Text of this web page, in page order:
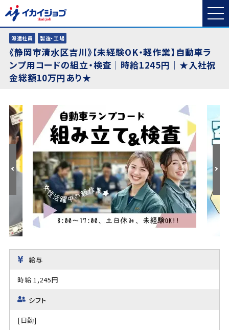
派遣社員 製造・工場
《静岡市清水区吉川》【未経験OK・軽作業】自動車ラ
ンプ用コードの組立・検査│時給1245円│★入社祝
金総額10万円あり★
給与
時給 1,245円
シフト
[日勤]